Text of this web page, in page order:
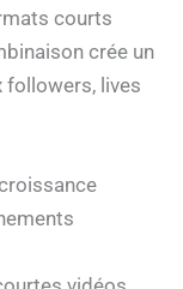
courts
crée un
followers, lives